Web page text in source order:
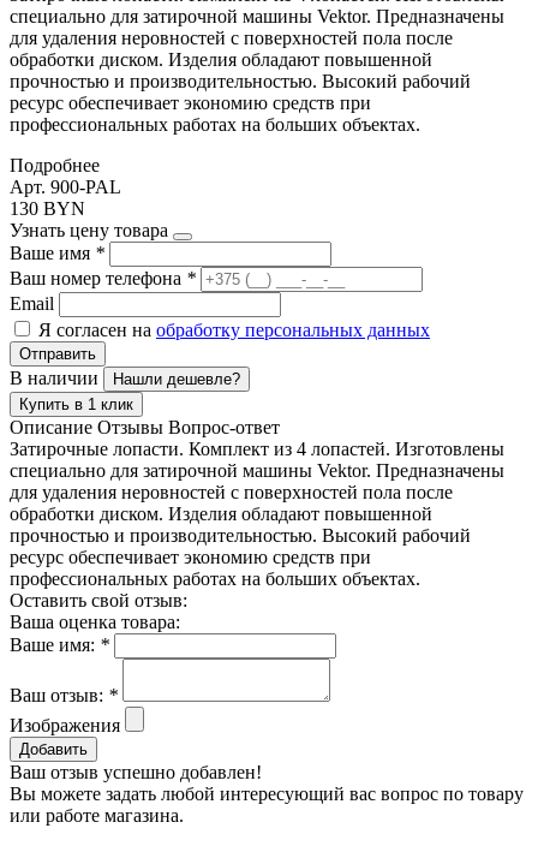
специально для затирочной машины Vektor. Предназначены
для удаления неровностей с поверхностей пола после
обработки диском. Изделия обладают повышенной
прочностью и производительностью. Высокий рабочий
ресурс обеспечивает экономию средств при
профессиональных работах на больших объектах.
Подробнее
Арт. 900-PAL
130 BYN
Узнать цену товара
Ваше имя *
Ваш номер телефона *
Email
Я согласен на обработку персональных данных
Отправить
В наличии
Нашли дешевле?
Купить в 1 клик
Описание Отзывы Вопрос-ответ
Затирочные лопасти. Комплект из 4 лопастей. Изготовлены
специально для затирочной машины Vektor. Предназначены
для удаления неровностей с поверхностей пола после
обработки диском. Изделия обладают повышенной
прочностью и производительностью. Высокий рабочий
ресурс обеспечивает экономию средств при
профессиональных работах на больших объектах.
Оставить свой отзыв:
Ваша оценка товара:
Ваше имя: *
Ваш отзыв: *
Изображения
Добавить
Ваш отзыв успешно добавлен!
Вы можете задать любой интересующий вас вопрос по товару
или работе магазина.